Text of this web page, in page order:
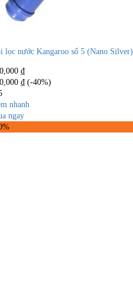
lọc nước Kangaroo số 5 (Nano Silver)
₫
₫ (-40%)
nhanh
ngay